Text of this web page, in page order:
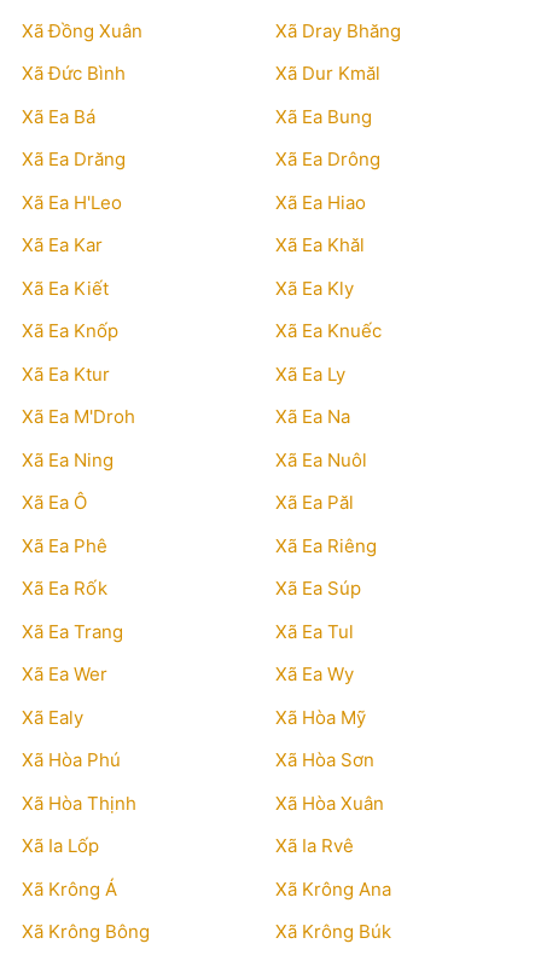
Xã Đồng Xuân
Xã Dray Bhăng
Xã Đức Bình
Xã Dur Kmăl
Xã Ea Bá
Xã Ea Bung
Xã Ea Drăng
Xã Ea Drông
Xã Ea H'Leo
Xã Ea Hiao
Xã Ea Kar
Xã Ea Khăl
Xã Ea Kiết
Xã Ea Kly
Xã Ea Knốp
Xã Ea Knuếc
Xã Ea Ktur
Xã Ea Ly
Xã Ea M'Droh
Xã Ea Na
Xã Ea Ning
Xã Ea Nuôl
Xã Ea Ô
Xã Ea Păl
Xã Ea Phê
Xã Ea Riêng
Xã Ea Rốk
Xã Ea Súp
Xã Ea Trang
Xã Ea Tul
Xã Ea Wer
Xã Ea Wy
Xã Ealy
Xã Hòa Mỹ
Xã Hòa Phú
Xã Hòa Sơn
Xã Hòa Thịnh
Xã Hòa Xuân
Xã Ia Lốp
Xã Ia Rvê
Xã Krông Á
Xã Krông Ana
Xã Krông Bông
Xã Krông Búk